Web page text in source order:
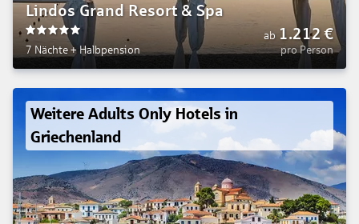
Lindos Grand Resort & Spa
5
7 Nächte + Halbpension
ab 1.212€
pro Person
Weitere Adults Only Hotels in
Griechenland